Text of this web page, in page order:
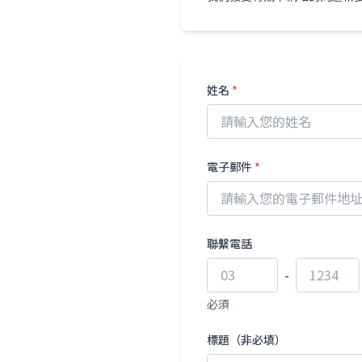
姓名 *
電子郵件 *
聯繫電話
-
必須
標題（非必填）